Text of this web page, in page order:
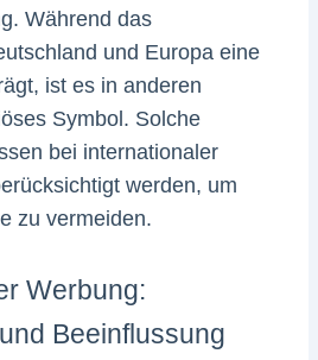
Während das
und Europa eine
ist es in anderen
Symbol. Solche
bei internationaler
werden, um
zu vermeiden.
Werbung:
Beeinflussung